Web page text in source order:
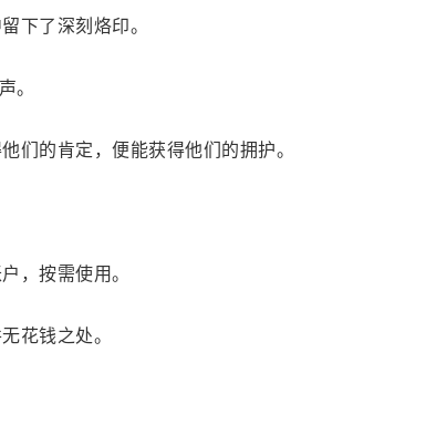
下了深刻烙印。
。
们的肯定，便能获得他们的拥护。
，按需使用。
花钱之处。